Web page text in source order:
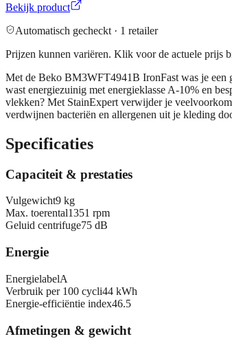
Bekijk product
Automatisch gecheckt · 1 retailer
Prijzen kunnen variëren. Klik voor de actuele prijs
Met de Beko BM3WFT4941B IronFast was je een
wast energiezuinig met energieklasse A-10% en
vlekken? Met StainExpert verwijder je
verdwijnen bacteriën en allergenen uit je kleding
Specificaties
Capaciteit & prestaties
Vulgewicht9 kg
Max. toerental1351 rpm
Geluid centrifuge75 dB
Energie
EnergielabelA
Verbruik per 100 cycli44 kWh
Energie-efficiëntie index46.5
Afmetingen & gewicht